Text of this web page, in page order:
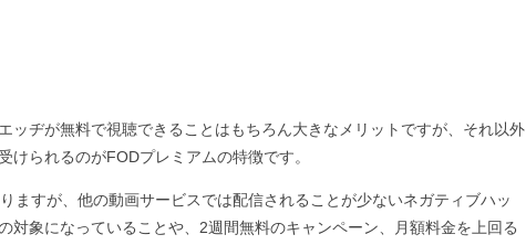
ッヂが無料で視聴できることはもちろん大きなメリットですが、それ以外
けられるのがFODプレミアムの特徴です。
ますが、他の動画サービスでは配信されることが少ないネガティブハッ
対象になっていることや、2週間無料のキャンペーン、月額料金を上回る